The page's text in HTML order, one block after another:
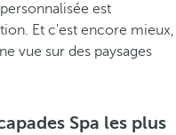
est
Et c'est encore mieux,
vue sur des paysages
Spa les plus